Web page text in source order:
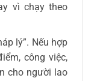
vì chạy theo
lý”. Nếu hợp
công việc,
cho người lao